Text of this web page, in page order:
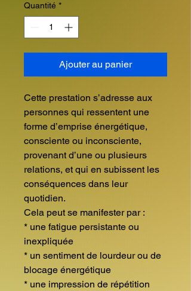
Quantité *
Ajouter au panier
Cette prestation s’adresse aux
personnes qui ressentent une
forme d’emprise énergétique,
consciente ou inconsciente,
provenant d’une ou plusieurs
relations, et qui en subissent les
conséquences dans leur
quotidien.
Cela peut se manifester par :
* une fatigue persistante ou
inexpliquée
* un sentiment de lourdeur ou de
blocage énergétique
* une impression de répétition